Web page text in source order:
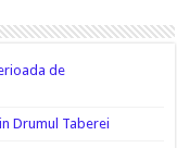
de
Drumul Taberei